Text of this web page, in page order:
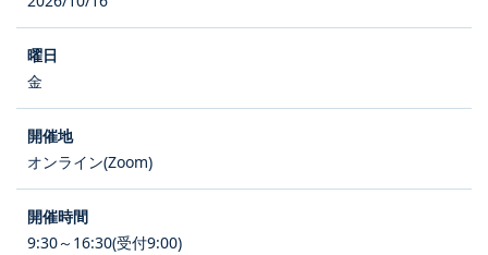
金
オンライン(Zoom)
9:30～16:30(受付9:00)